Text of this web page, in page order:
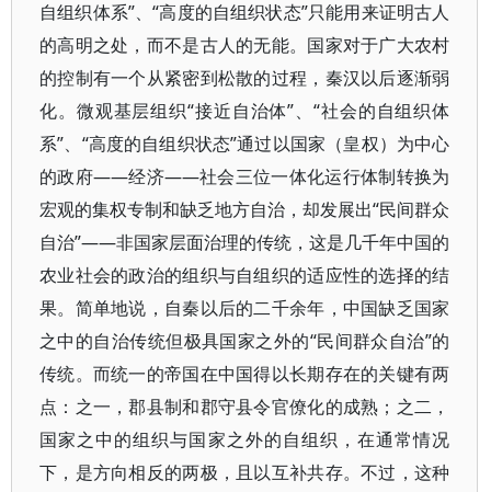
自组织体系”、“高度的自组织状态”只能用来证明古人
的高明之处，而不是古人的无能。国家对于广大农村
的控制有一个从紧密到松散的过程，秦汉以后逐渐弱
化。微观基层组织“接近自治体”、“社会的自组织体
系”、“高度的自组织状态”通过以国家（皇权）为中心
的政府——经济——社会三位一体化运行体制转换为
宏观的集权专制和缺乏地方自治，却发展出“民间群众
自治”——非国家层面治理的传统，这是几千年中国的
农业社会的政治的组织与自组织的适应性的选择的结
果。简单地说，自秦以后的二千余年，中国缺乏国家
之中的自治传统但极具国家之外的“民间群众自治”的
传统。而统一的帝国在中国得以长期存在的关键有两
点：之一，郡县制和郡守县令官僚化的成熟；之二，
国家之中的组织与国家之外的自组织，在通常情况
下，是方向相反的两极，且以互补共存。不过，这种